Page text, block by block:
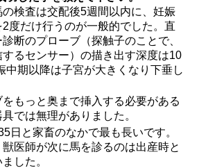
検査は交配後5週間以内に、妊娠
度だけ行うのが一般的でした。直
断のプローブ（探触子のことで、
るセンサー）の描き出す深度は10
中期以降は子宮が大きくなり下垂し
もっと奥まで挿入する必要がある
では無理がありました。
日と家畜のなかで最も長いです。
医師が次に馬を診るのは出産時と
した。